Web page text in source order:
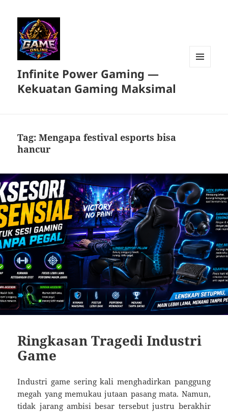
Infinite Power Gaming —
Kekuatan Gaming Maksimal
Tag:Mengapa festival esports bisa
hancur
Ringkasan Tragedi Industri
Game
Industri game sering kali menghadirkan panggung
megah yang memukau jutaan pasang mata. Namun,
tidak jarang ambisi besar tersebut justru berakhir